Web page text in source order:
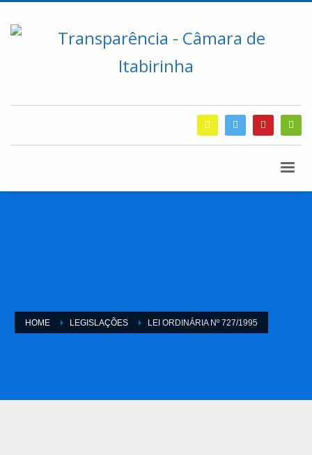
HOME LEGISLAÇÕES LEI ORDINÁRIA Nº 727/1995